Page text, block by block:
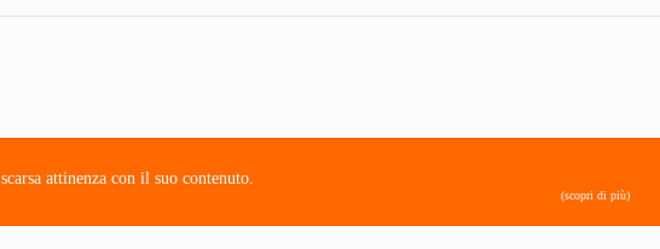
attinenza con il suo contenuto.
(scopri di più)